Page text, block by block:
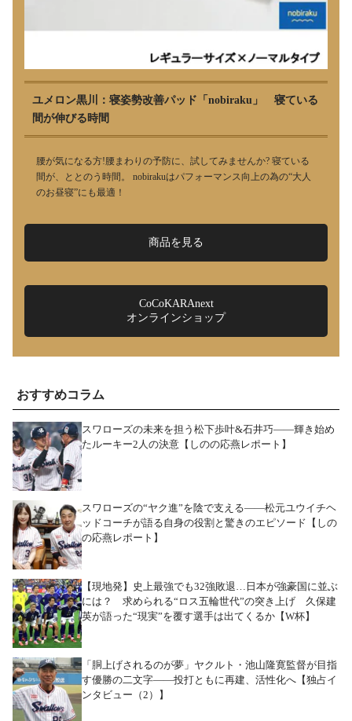
ユメロン黒川：寝姿勢改善パッド「nobiraku」 寝ている
間が伸びる時間
腰が気になる方!腰まわりの予防に、試してみませんか? 寝ている
間が、ととのう時間。 nobirakuはパフォーマンス向上の為の“大人
のお昼寝”にも最適！
商品を見る
CoCoKARAnext
オンラインショップ
おすすめコラム
スワローズの未来を担う松下歩叶&石井巧――輝き始め
たルーキー2人の決意【しのの応燕レポート】
スワローズの“ヤク進”を陰で支える――松元ユウイチヘ
ッドコーチが語る自身の役割と驚きのエピソード【しの
の応燕レポート】
【現地発】史上最強でも32強敗退…日本が強豪国に並ぶ
には？ 求められる“ロス五輪世代”の突き上げ 久保建
英が語った“現実”を覆す選手は出てくるか【W杯】
「胴上げされるのが夢」ヤクルト・池山隆寛監督が目指
す優勝の二文字――投打ともに再建、活性化へ【独占イ
ンタビュー（2）】